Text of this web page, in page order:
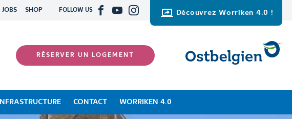
JOBS SHOP FOLLOW US Découvrez Worriken 4.0 !
RÉSERVER UN LOGEMENT
INFRASTRUCTURE CONTACT WORRIKEN 4.0